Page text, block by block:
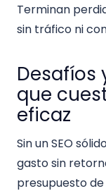
Terminan
sin tráfico ni
Desafíos
que
eficaz
Sin un SEO
gasto sin
presupuesto